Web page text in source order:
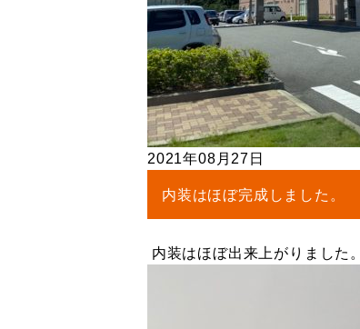
2021年08月27日
内装はほぼ完成しました。
内装はほぼ出来上がりました